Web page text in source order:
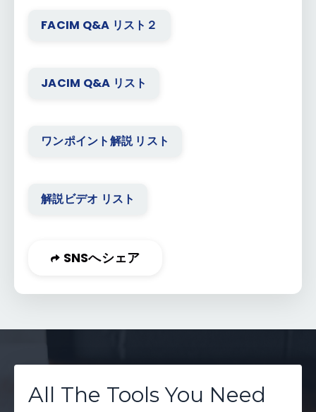
FACIM Q&A リスト２
JACIM Q&A リスト
ワンポイント解説 リスト
解説ビデオ リスト
SNSへシェア
All The Tools You Need